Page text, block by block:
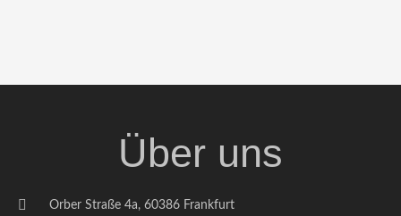
Über uns
Orber Straße 4a, 60386 Frankfurt